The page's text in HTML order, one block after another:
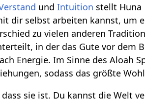
undIntuition stellt Huna
dir selbst arbeiten kannst, um
zu vielen anderen
in der das Gute vor dem
Energie. Im Sinne des Aloah
sodass das größte
sie ist. Du kannst die Welt